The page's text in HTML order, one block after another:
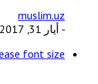
muslim.uz
- أيار 31, 2017
font size